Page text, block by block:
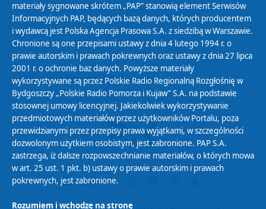
Polityka ochrony danych osobowych
Abonament
Zamówienia publiczne
Biuletyn Informacji Publicznej
materiały sygnowane skrótem „PAP” stanowią element Serwisów
Informacyjnych PAP, będących bazą danych, których producentem
i wydawcą jest Polska Agencja Prasowa S.A. z siedzibą w Warszawie.
Chronione są one przepisami ustawy z dnia 4 lutego 1994 r. o
prawie autorskim i prawach pokrewnych oraz ustawy z dnia 27 lipca
2001 r. o ochronie baz danych. Powyższe materiały
wykorzystywane są przez Polskie Radio Regionalną Rozgłośnię w
Bydgoszczy „Polskie Radio Pomorza i Kujaw” S.A. na podstawie
stosownej umowy licencyjnej. Jakiekolwiek wykorzystywanie
przedmiotowych materiałów przez użytkowników Portalu, poza
przewidzianymi przez przepisy prawa wyjątkami, w szczególności
dozwolonym użytkiem osobistym, jest zabronione. PAP S.A.
zastrzega, iż dalsze rozpowszechnianie materiałów, o których mowa
w art. 25 ust. 1 pkt. b) ustawy o prawie autorskim i prawach
pokrewnych, jest zabronione.
Rozumiem i wchodzę na stronę